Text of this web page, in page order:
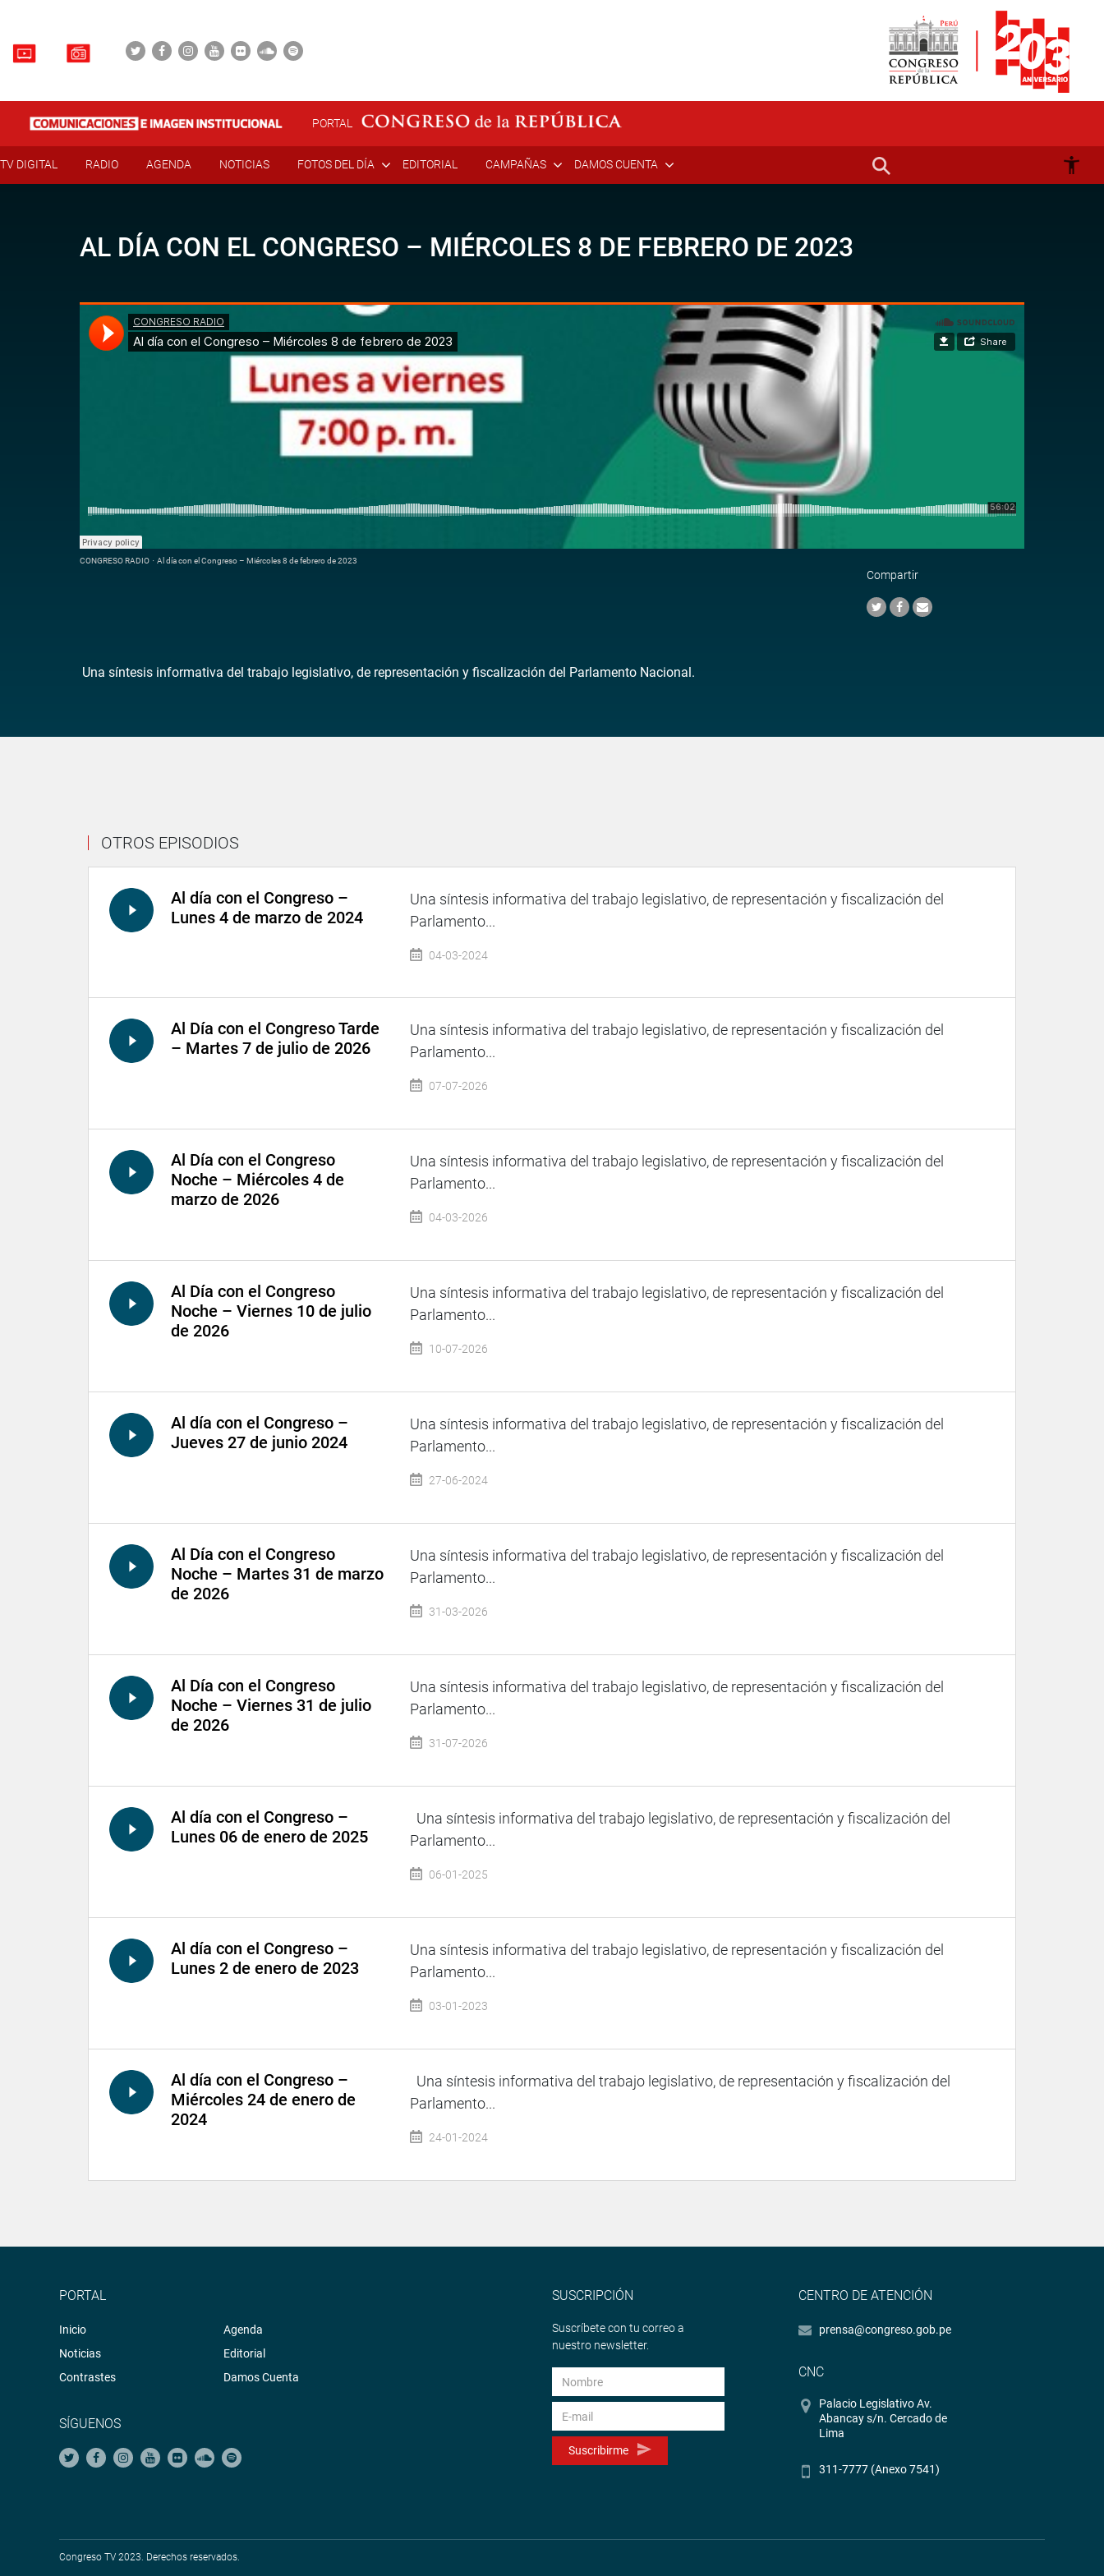
PORTAL
TV DIGITAL RADIO AGENDA NOTICIAS FOTOS DEL DÍA EDITORIAL CAMPAÑAS DAMOS CUENTA
AL DÍA CON EL CONGRESO – MIÉRCOLES 8 DE FEBRERO DE 2023
CONGRESO RADIO · Al día con el Congreso – Miércoles 8 de febrero de 2023
Compartir
Una síntesis informativa del trabajo legislativo, de representación y fiscalización del Parlamento Nacional.
OTROS EPISODIOS
Al día con el Congreso –
Lunes 4 de marzo de 2024
Una síntesis informativa del trabajo legislativo, de representación y fiscalización del
Parlamento...
04-03-2024
Al Día con el Congreso Tarde
– Martes 7 de julio de 2026
Una síntesis informativa del trabajo legislativo, de representación y fiscalización del
Parlamento...
07-07-2026
Al Día con el Congreso
Noche – Miércoles 4 de
marzo de 2026
Una síntesis informativa del trabajo legislativo, de representación y fiscalización del
Parlamento...
04-03-2026
Al Día con el Congreso
Noche – Viernes 10 de julio
de 2026
Una síntesis informativa del trabajo legislativo, de representación y fiscalización del
Parlamento...
10-07-2026
Al día con el Congreso –
Jueves 27 de junio 2024
Una síntesis informativa del trabajo legislativo, de representación y fiscalización del
Parlamento...
27-06-2024
Al Día con el Congreso
Noche – Martes 31 de marzo
de 2026
Una síntesis informativa del trabajo legislativo, de representación y fiscalización del
Parlamento...
31-03-2026
Al Día con el Congreso
Noche – Viernes 31 de julio
de 2026
Una síntesis informativa del trabajo legislativo, de representación y fiscalización del
Parlamento...
31-07-2026
Al día con el Congreso –
Lunes 06 de enero de 2025
Una síntesis informativa del trabajo legislativo, de representación y fiscalización del
Parlamento...
06-01-2025
Al día con el Congreso –
Lunes 2 de enero de 2023
Una síntesis informativa del trabajo legislativo, de representación y fiscalización del
Parlamento...
03-01-2023
Al día con el Congreso –
Miércoles 24 de enero de
2024
Una síntesis informativa del trabajo legislativo, de representación y fiscalización del
Parlamento...
24-01-2024
PORTAL
Inicio
Noticias
Contrastes
Agenda
Editorial
Damos Cuenta
SÍGUENOS
SUSCRIPCIÓN
Suscríbete con tu correo a
nuestro newsletter.
Suscribirme
CENTRO DE ATENCIÓN
prensa@congreso.gob.pe
CNC
Palacio Legislativo Av.
Abancay s/n. Cercado de
Lima
311-7777 (Anexo 7541)
Congreso TV 2023. Derechos reservados.